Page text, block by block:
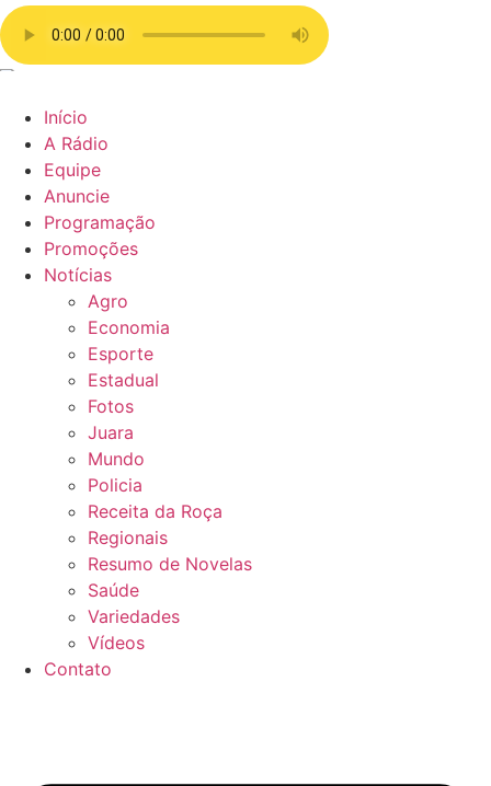
Ir
para
o
Início
A Rádio
Equipe
Anuncie
Programação
Promoções
Notícias
Agro
Economia
Esporte
Estadual
Fotos
Juara
Mundo
Policia
Receita da Roça
Regionais
Resumo de Novelas
Saúde
Variedades
Vídeos
Contato